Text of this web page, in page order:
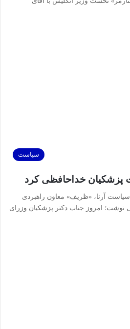
سیاست
پزشکیان خداحافظی کرد
آرنا، «ظریف» معاون راهبردی
نوشت؛ امروز جناب دکتر پزشکیان وزرای